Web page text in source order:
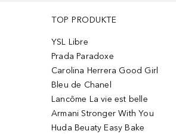
TOP PRODUKTE
YSL Libre
Prada Paradoxe
Carolina Herrera Good Girl
Bleu de Chanel
Lancôme La vie est belle
Armani Stronger With You
Huda Beuaty Easy Bake